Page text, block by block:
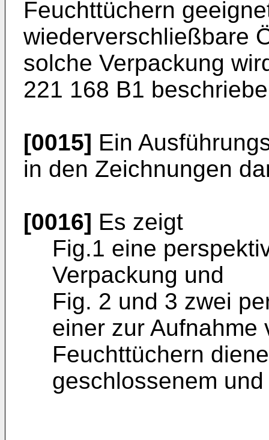
Feuchttüchern
wiederverschließbare
solche Verpackung
221 168 B1
[0015] Ein
in den Zeichnungen
[0016] Es zeigt
Fig.1 eine
Verpackung und
Fig. 2 und 3 zwei
einer zur Aufnahme
Feuchttüchern
geschlossenem